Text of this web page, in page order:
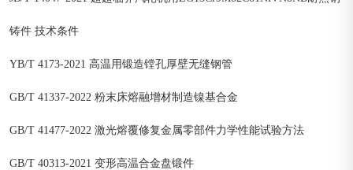
铸件 技术条件
YB/T 4173-2021 高温用锻造镗孔厚壁无缝钢管
GB/T 41337-2022 粉末床熔融增材制造镍基合金
GB/T 41477-2022 激光熔覆修复金属零部件力学性能试验方法
GB/T 40313-2021 变形高温合金盘锻件